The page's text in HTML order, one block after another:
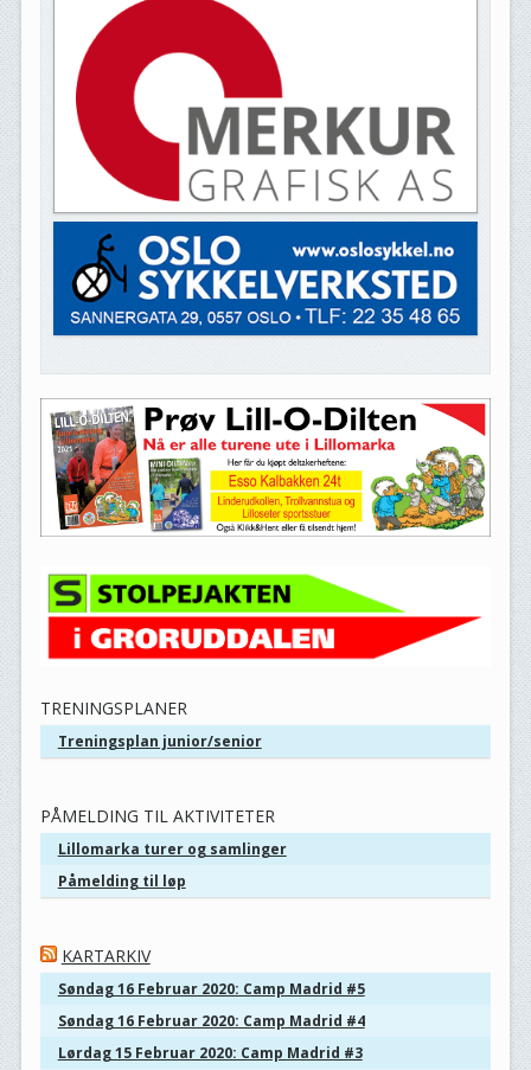
TRENINGSPLANER
Treningsplan junior/senior
PÅMELDING TIL AKTIVITETER
Lillomarka turer og samlinger
Påmelding til løp
KARTARKIV
Søndag 16 Februar 2020: Camp Madrid #5
Søndag 16 Februar 2020: Camp Madrid #4
Lørdag 15 Februar 2020: Camp Madrid #3